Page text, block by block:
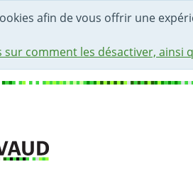
afin de vous offrir une
sur comment les désactiver,
DE LA PAGE
DE RECHERCHE
CONTACT